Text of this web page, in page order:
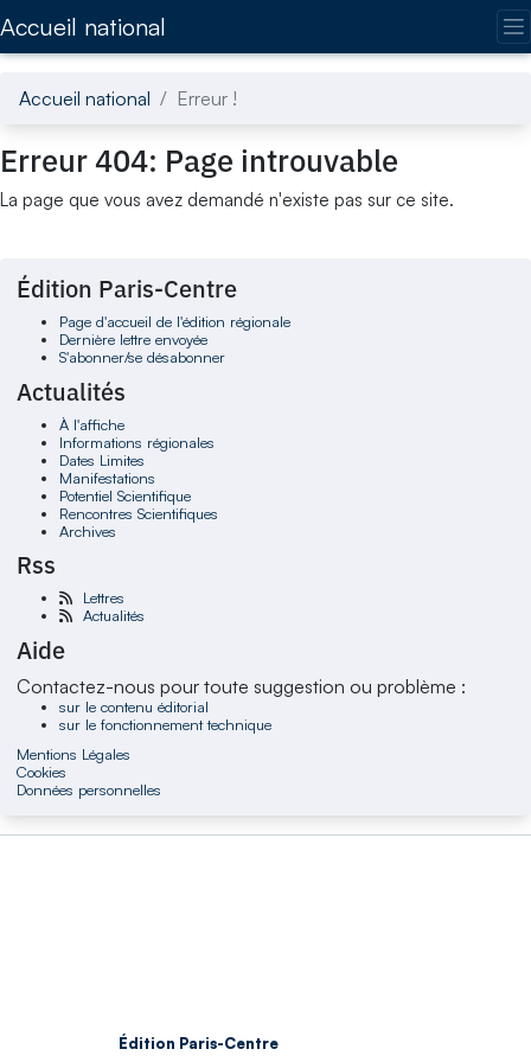
Accueil national
Accueil national Erreur !
Erreur 404: Page introuvable
La page que vous avez demandé n'existe pas sur ce site.
Édition Paris-Centre
Page d'accueil de l'édition régionale
Dernière lettre envoyée
S'abonner/se désabonner
Actualités
À l'affiche
Informations régionales
Dates Limites
Manifestations
Potentiel Scientifique
Rencontres Scientifiques
Archives
Rss
Lettres
Actualités
Aide
Contactez-nous pour toute suggestion ou problème :
sur le contenu éditorial
sur le fonctionnement technique
Mentions Légales
Cookies
Données personnelles
Édition Paris-Centre